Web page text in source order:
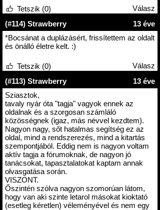
Válasz
Tetszik (0)
(#114) Strawberry
13 éve
*Bocsánat a duplázásért, frissítettem az oldalt
és önálló életre kelt. :)
Válasz
Tetszik (0)
(#113) Strawberry
13 éve
Sziasztok,
tavaly nyár óta "tagja" vagyok ennek az
oldalnak és a szorgosan számláló
közösségnek (igaz, más névvel kezdtem).
Nagyon nagy, sőt hatalmas segítség ez az
oldal, mind a rendszerezés, mind a kitartás
szempontjából. Eddig nem is nagyon voltam
aktív tagja a fórumoknak, de nagyon jó
tanácsokat, tapasztalatokat kaptam annak
olvasgatása során.
VISZONT.
Őszintén szólva nagyon szomorúan látom,
hogy van aki szinte letarol másokat kioktató
(esetleg kéretlen) véleményével és nem egy